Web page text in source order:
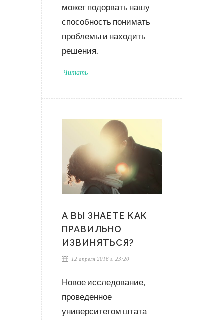
может подорвать нашу
способность понимать
проблемы и находить
решения.
Читать
А ВЫ ЗНАЕТЕ КАК
ПРАВИЛЬНО
ИЗВИНЯТЬСЯ?
12 апреля 2016 г. 23:20
Новое исследование,
проведенное
университетом штата